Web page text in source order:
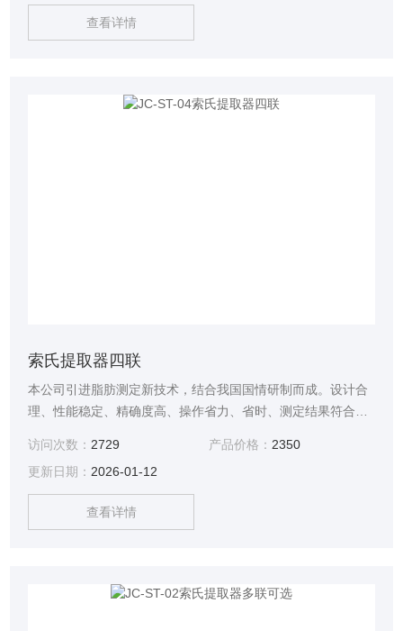
查看详情
索氏提取器四联
本公司引进脂肪测定新技术，结合我国国情研制而成。设计合
理、性能稳定、精确度高、操作省力、省时、测定结果符合国
品的要求，该仪器是食品、脂肪、饲料等行业测定脂肪的理想
设备。四联索氏提取器
访问次数：2729 产品价格： 2350
更新日期：2026-01-12
查看详情